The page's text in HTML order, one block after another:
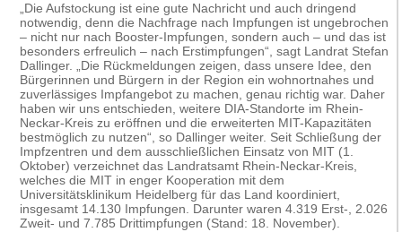
„Die Aufstockung ist eine gute Nachricht und auch dringend
notwendig, denn die Nachfrage nach Impfungen ist ungebrochen
– nicht nur nach Booster-Impfungen, sondern auch – und das ist
besonders erfreulich – nach Erstimpfungen“, sagt Landrat Stefan
Dallinger. „Die Rückmeldungen zeigen, dass unsere Idee, den
Bürgerinnen und Bürgern in der Region ein wohnortnahes und
zuverlässiges Impfangebot zu machen, genau richtig war. Daher
haben wir uns entschieden, weitere DIA-Standorte im Rhein-
Neckar-Kreis zu eröffnen und die erweiterten MIT-Kapazitäten
bestmöglich zu nutzen“, so Dallinger weiter. Seit Schließung der
Impfzentren und dem ausschließlichen Einsatz von MIT (1.
Oktober) verzeichnet das Landratsamt Rhein-Neckar-Kreis,
welches die MIT in enger Kooperation mit dem
Universitätsklinikum Heidelberg für das Land koordiniert,
insgesamt 14.130 Impfungen. Darunter waren 4.319 Erst-, 2.026
Zweit- und 7.785 Drittimpfungen (Stand: 18. November).